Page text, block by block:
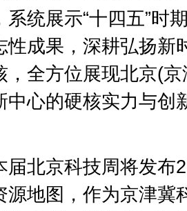
统展示“十四五”时
性成果，深耕弘扬新
，全方位展现北京(京
中心的硬核实力与创
北京科技周将发布
源地图，作为京津冀